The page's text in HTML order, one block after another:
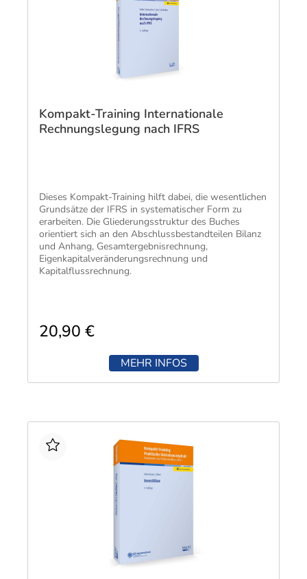
Kompakt-Training Internationale
Rechnungslegung nach IFRS
Dieses Kompakt-Training hilft dabei, die wesentlichen
Grundsätze der IFRS in systematischer Form zu
erarbeiten. Die Gliederungsstruktur des Buches
orientiert sich an den Abschlussbestandteilen Bilanz
und Anhang, Gesamtergebnisrechnung,
Eigenkapitalveränderungsrechnung und
Kapitalflussrechnung.
20,90 €
MEHR INFOS